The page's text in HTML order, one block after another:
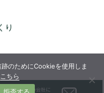
この会社に
のためにCookieを使用しま
こちら
拒否する